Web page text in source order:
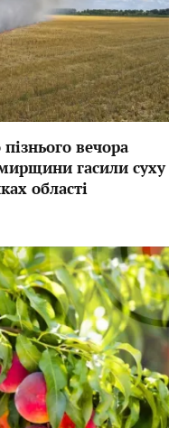
вечора
гасили суху
області